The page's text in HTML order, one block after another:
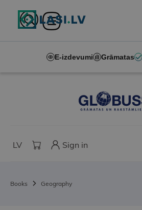
E-izdevumi Grāmatas
LV Sign in
Books Geography